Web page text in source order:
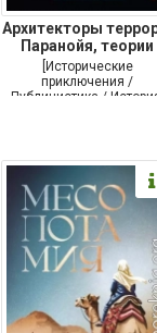
Архитекторы
Паранойя, теории
заговора и
[Исторические
приключения /
Публицистика /